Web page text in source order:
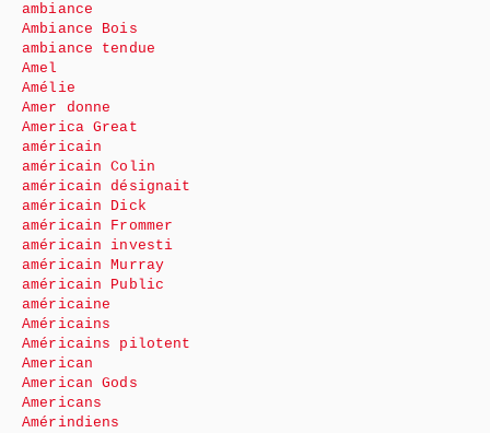
ambiance
Ambiance Bois
ambiance tendue
Amel
Amélie
Amer donne
America Great
américain
américain Colin
américain désignait
américain Dick
américain Frommer
américain investi
américain Murray
américain Public
américaine
Américains
Américains pilotent
American
American Gods
Americans
Amérindiens